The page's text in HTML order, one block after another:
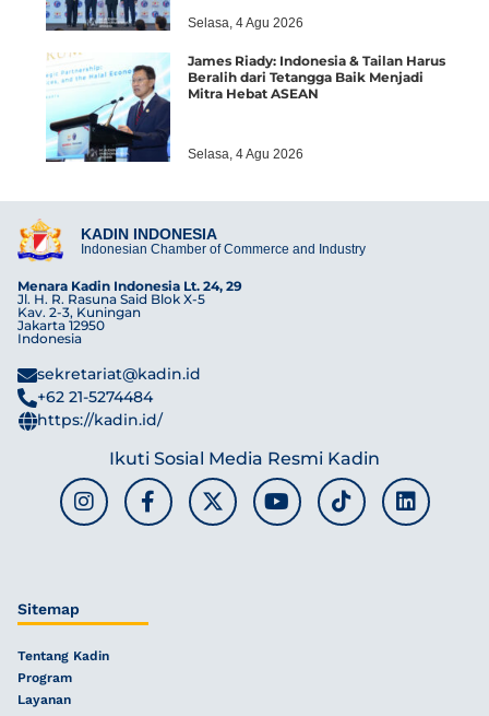
Selasa, 4 Agu 2026
James Riady: Indonesia & Tailan Harus
Beralih dari Tetangga Baik Menjadi
Mitra Hebat ASEAN
Selasa, 4 Agu 2026
KADIN INDONESIA
Indonesian Chamber of Commerce and Industry
Menara Kadin Indonesia Lt. 24, 29
Jl. H. R. Rasuna Said Blok X-5
Kav. 2-3, Kuningan
Jakarta 12950
Indonesia
sekretariat@kadin.id
+62 21-5274484
https://kadin.id/
Ikuti Sosial Media Resmi Kadin
Sitemap
Tentang Kadin
Program
Layanan